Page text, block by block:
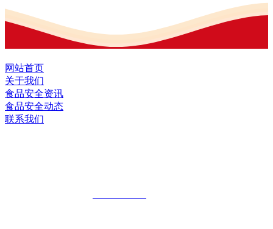
网站首页
关于我们
食品安全资讯
食品安全动态
联系我们